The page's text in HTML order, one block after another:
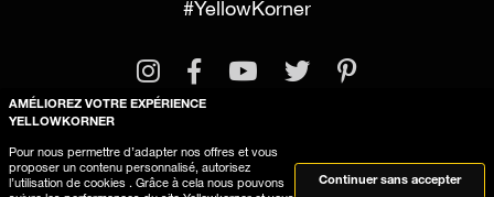
#YellowKorner
Mentions légalesConditions générales d'utilisation
AMÉLIOREZ VOTRE EXPÉRIENCE
YELLOWKORNER
Pour nous permettre d’adapter nos offres et vous
proposer un contenu personnalisé, autorisez
l’utilisation de cookies . Grâce à cela nous pouvons
Continuer sans accepter